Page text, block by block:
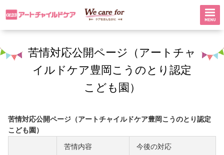
苦情対応公開ページ（アートチャ
イルドケア豊岡こうのとり認定
こども園）
苦情対応公開ページ（アートチャイルドケア豊岡こうのとり認定
こども園）
苦情内容 今後の対応